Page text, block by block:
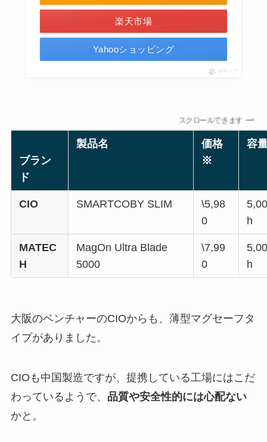
楽天市場
Yahooショッピング
ポチップ
スクロールできます
ブラン
ド
製品名
価格
※
容
CIO SMARTCOBY SLIM
\5,98
0
h
MATEC
H
MagOn Ultra Blade
5000
\7,99
0
h
大阪のベンチャーのCIOからも、薄型マグセーフタ
イプがありました。
CIOも中国製造ですが、提携している工場にはこだ
わっているようで、 品質や安全性的には心配ない
かと。